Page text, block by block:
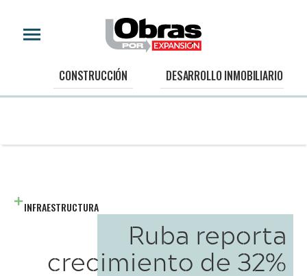
CONSTRUCCIÓN DESARROLLO INMOBILIARIO
INFRAESTRUCTURA
Ruba reporta
crecimiento de 32%